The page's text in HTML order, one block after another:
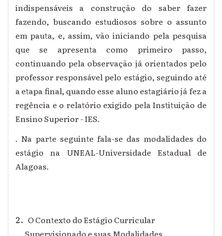
indispensáveis a construção do saber fazer
fazendo, buscando estudiosos sobre o assunto
em pauta, e, assim, vão iniciando pela pesquisa
que se apresenta como primeiro passo,
continuando pela observação já orientados pelo
professor responsável pelo estágio, seguindo até
a etapa final, quando esse aluno estagiário já fez a
regência e o relatório exigido pela Instituição de
Ensino Superior - IES.
. Na parte seguinte fala-se das modalidades do
estágio na UNEAL-Universidade Estadual de
Alagoas.
O Contexto do Estágio Curricular
Supervisionado e suas Modalidades